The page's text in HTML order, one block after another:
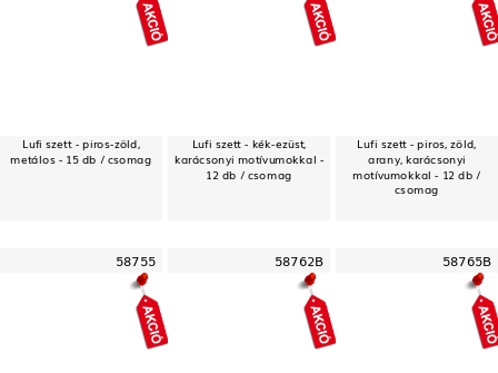
Lufi szett - piros-zöld,
metálos - 15 db / csomag
Lufi szett - kék-ezüst,
karácsonyi motívumokkal -
12 db / csomag
Lufi szett - piros, zöld,
arany, karácsonyi
motívumokkal - 12 db /
csomag
58755 58762B 58765B